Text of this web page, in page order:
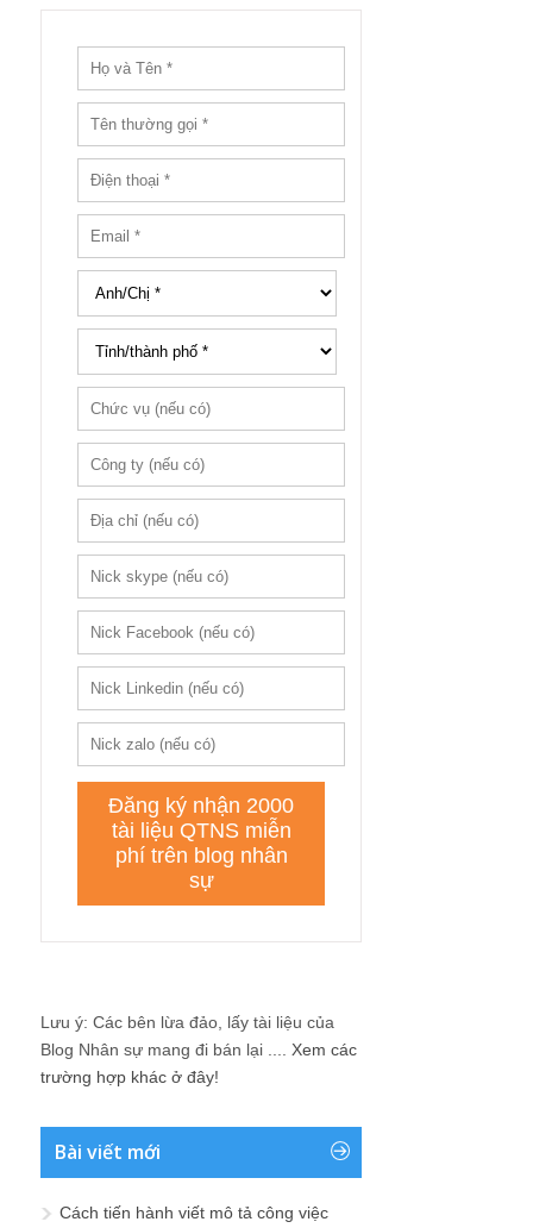
Lưu ý: Các bên lừa đảo, lấy tài liệu của
Blog Nhân sự mang đi bán lại .... Xem các
trường hợp khác ở đây!
Bài viết mới
Cách tiến hành viết mô tả công việc